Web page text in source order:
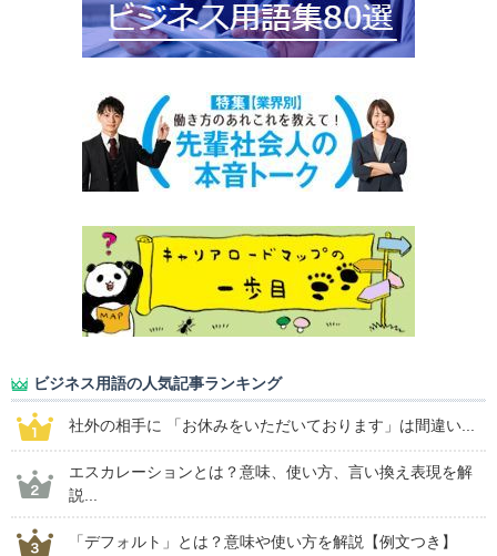
ビジネス用語の人気記事ランキング
社外の相手に 「お休みをいただいております」は間違い...
エスカレーションとは？意味、使い方、言い換え表現を解
説...
「デフォルト」とは？意味や使い方を解説【例文つき】